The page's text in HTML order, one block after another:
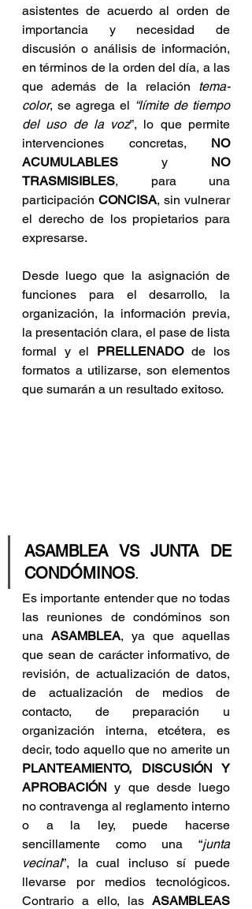
asistentes de acuerdo al orden de
importancia y necesidad de
discusión o análisis de información,
en términos de la orden del día, a las
que además de la relación tema-
color, se agrega el “límite de tiempo
del uso de la voz”, lo que permite
intervenciones concretas, NO
ACUMULABLES y NO
TRASMISIBLES, para una
participación CONCISA, sin vulnerar
el derecho de los propietarios para
expresarse.
Desde luego que la asignación de
funciones para el desarrollo, la
organización, la información previa,
la presentación clara, el pase de lista
formal y el PRELLENADO de los
formatos a utilizarse, son elementos
que sumarán a un resultado exitoso.
ASAMBLEA VS JUNTA DE
CONDÓMINOS.
Es importante entender que no todas
las reuniones de condóminos son
una ASAMBLEA, ya que aquellas
que sean de carácter informativo, de
revisión, de actualización de datos,
de actualización de medios de
contacto, de preparación u
organización interna, etcétera, es
PLANTEAMIENTO, DISCUSIÓN Y
APROBACIÓN y que desde luego
no contravenga al reglamento interno
o a la ley, puede hacerse
sencillamente como una “junta
vecinal”, la cual incluso sí puede
llevarse por medios tecnológicos.
Contrario a ello, las ASAMBLEAS